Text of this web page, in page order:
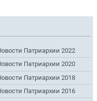
Патриархии 2022
Патриархии 2020
Патриархии 2018
Патриархии 2016